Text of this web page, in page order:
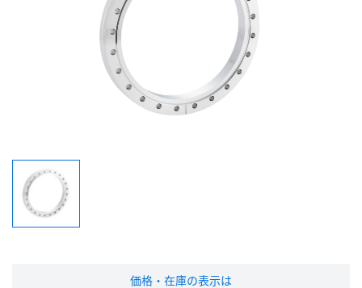
価格・在庫の表示は
ダウンロードする
※新規会員登録をお申し込み頂いてから本登録となるまで、数日間かかる場合
があります。また当社の判断によりお断りする場合があります。
ログイン